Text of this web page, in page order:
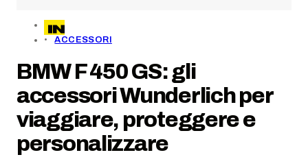
ACCESSORI
BMW F 450 GS: gli
accessori Wunderlich per
viaggiare, proteggere e
personalizzare